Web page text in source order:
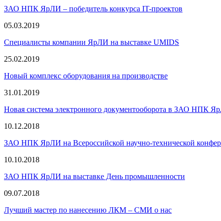
ЗАО НПК ЯрЛИ – победитель конкурса IT-проектов
05.03.2019
Специалисты компании ЯрЛИ на выставке UMIDS
25.02.2019
Новый комплекс оборудования на производстве
31.01.2019
Новая система электронного документооборота в ЗАО НПК
10.12.2018
ЗАО НПК ЯрЛИ на Всероссийской научно-технической
10.10.2018
ЗАО НПК ЯрЛИ на выставке День промышленности
09.07.2018
Лучший мастер по нанесению ЛКМ – СМИ о нас